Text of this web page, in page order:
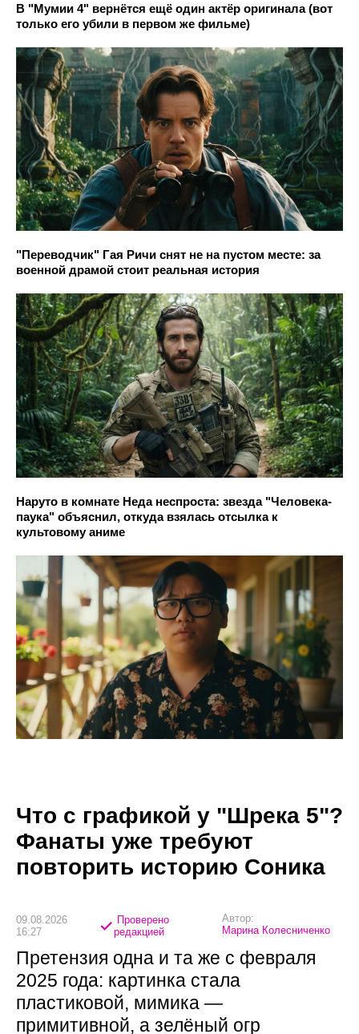
В "Мумии 4" вернётся ещё один актёр оригинала (вот
только его убили в первом же фильме)
"Переводчик" Гая Ричи снят не на пустом месте: за
военной драмой стоит реальная история
Наруто в комнате Неда неспроста: звезда "Человека-
паука" объяснил, откуда взялась отсылка к
культовому аниме
Что с графикой у "Шрека 5"?
Фанаты уже требуют
повторить историю Соника
09.08.2026
16:27
Проверено
редакцией
Автор:
Марина Колесниченко
Претензия одна и та же с февраля
2025 года: картинка стала
пластиковой, мимика —
примитивной, а зелёный огр